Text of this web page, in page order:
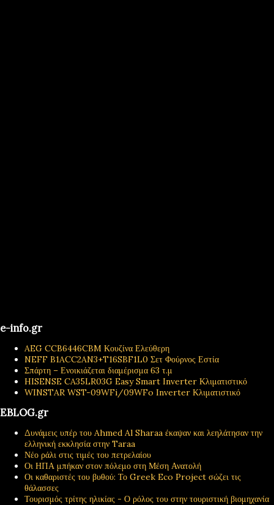
e-info.gr
AEG CCB6446CBM Κουζίνα Ελεύθερη
NEFF B1ACC2AN3+T16SBF1L0 Σετ Φούρνος Εστία
Σπάρτη – Ενοικιάζεται διαμέρισμα 63 τ.μ
HISENSE CA35LR03G Easy Smart Inverter Κλιματιστικό
WINSTAR WST-09WFi/09WFo Inverter Κλιματιστικό
EBLOG.gr
Δυνάμεις υπέρ του Ahmed Al Sharaa έκαψαν και λεηλάτησαν την
ελληνική εκκλησία στην Taraa
Νέο ράλι στις τιμές του πετρελαίου
Οι ΗΠΑ μπήκαν στον πόλεμο στη Μέση Ανατολή
Οι καθαριστές του βυθού: Το Greek Eco Project σώζει τις
θάλασσες
Τουρισμός τρίτης ηλικίας - Ο ρόλος του στην τουριστική βιομηχανία